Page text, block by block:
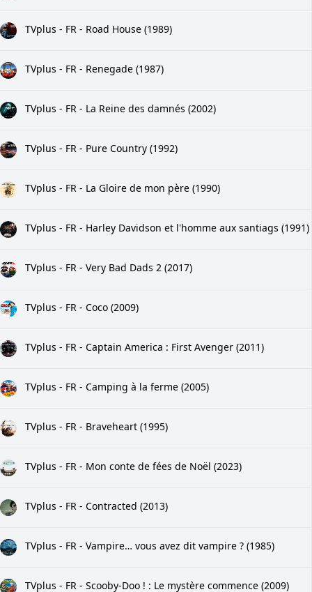
TVplus - FR - Road House (1989)
TVplus - FR - Renegade (1987)
TVplus - FR - La Reine des damnés (2002)
TVplus - FR - Pure Country (1992)
TVplus - FR - La Gloire de mon père (1990)
TVplus - FR - Harley Davidson et l'homme aux santiags (1991)
TVplus - FR - Very Bad Dads 2 (2017)
TVplus - FR - Coco (2009)
TVplus - FR - Captain America : First Avenger (2011)
TVplus - FR - Camping à la ferme (2005)
TVplus - FR - Braveheart (1995)
TVplus - FR - Mon conte de fées de Noël (2023)
TVplus - FR - Contracted (2013)
TVplus - FR - Vampire… vous avez dit vampire ? (1985)
TVplus - FR - Scooby-Doo ! : Le mystère commence (2009)